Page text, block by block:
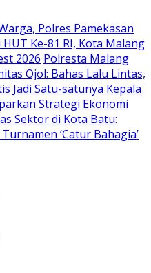
Polres Pamekasan
Ke-81 RI, Kota Malang
2026 Polresta Malang
Ojol: Bahas Lalu Lintas,
Jadi Satu-satunya Kepala
Strategi Ekonomi
Sektor di Kota Batu:
‘Catur Bahagia’